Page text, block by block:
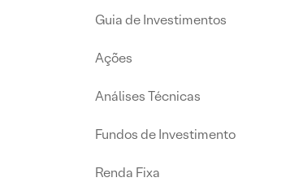
Guia de Investimentos
Ações
Análises Técnicas
Fundos de Investimento
Renda Fixa